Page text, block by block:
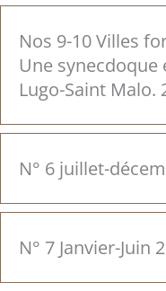
Nos 9-10 Villes
Une synecdoque
Lugo-Saint Malo.
N° 6 juillet-
N° 7 Janvier-Juin